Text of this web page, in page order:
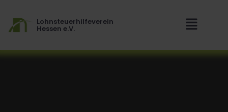
Inhalt
springen
Lohnsteuerhilfeverein
Hessen e.V.
Menü